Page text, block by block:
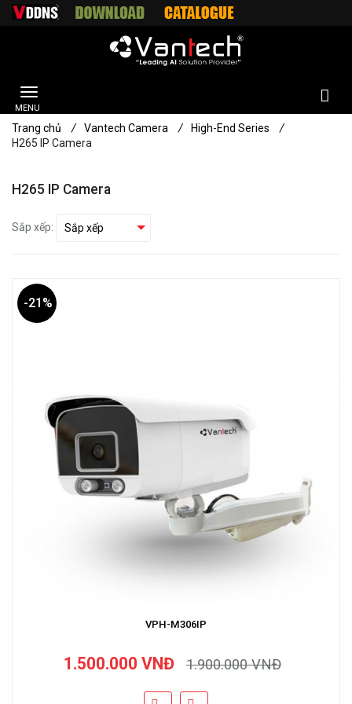
H265 IP Camera
Sắp xếp:
-21%
VPH-M306IP
1.500.000 VNĐ 1.900.000 VNĐ
Trang chủ / Vantech Camera / High-End Series
/
H265 IP Camera